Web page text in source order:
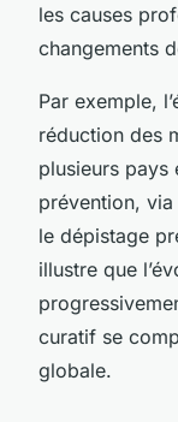
les causes
changements
Par exemple,
réduction des
plusieurs pays
prévention,
le dépistage
illustre que
curatif se
globale.